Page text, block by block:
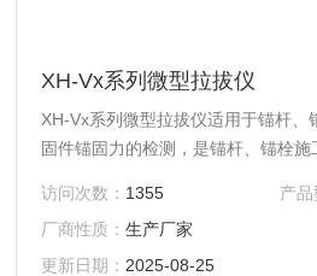
XH-Vx系列微型拉拔仪
XH-Vx系列微型拉拔仪适用于锚杆、
固件锚固力的检测，是锚杆、锚栓施
访问次数： 1355
产品
厂商性质：生产厂家
更新日期： 2025-08-25